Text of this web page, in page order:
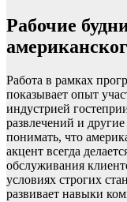
Рабочие
Работа в рамках
показывает опыт
индустрией
развлечений и
понимать, что
акцент всегда
обслуживания
условиях строгих
развивает навыки